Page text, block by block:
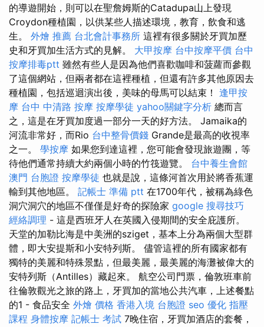
的導遊開始，則可以在聖詹姆斯的Catadupa山上發現
Croydon種植園，以供某些人描述環境，教育，飲食和逃
生。 外燴 推薦 台北會計事務所 這裡有很多關於牙買加歷
史和牙買加生活方式的見解。 大甲按摩 台中按摩平價 台中
按摩排毒ptt 雖然有些人是因為他們喜歡咖啡和菠蘿而參觀
了這個網站，但兩者都在這裡種植，但還有許多其他原因去
種植園，包括巡迴演出後，美味的母馬可以結束！ 逢甲按
摩 台中 中清路 按摩 按摩學徒 yahoo關鍵字分析 總而言
之，這是在牙買加度過一部分一天的好方法。 Jamaika的
河流非常好，而Rio 台中整骨價錢 Grande是最高的收視率
之一。 學按摩 如果您到達這裡，您可能會發現旅遊團，等
待他們通常持續大約兩個小時的竹筏遊覽。 台中養生會館
澳門 台胞證 按摩學徒 也就是說，這條河首次用於將香蕉運
輸到其他地區。 記帳士 準備 ptt 在1700年代，被稱為綠色
洞穴洞穴的地區不僅僅是好奇的探險家 google 搜尋技巧
經絡調理 - 這是西班牙人在英國入侵期間的安全庇護所。
天堂的加勒比海是中美洲的sziget，基本上分為兩個大型群
體，即大安提斯和小安特列斯。 儘管這裡的所有國家都有
獨特的美麗和特殊景點，但最美麗，最美麗的海灘被偉大的
安特列斯（Antilles）藏起來。 航空公司門票，倫敦班車前
往倫敦觀光之旅的路上，牙買加的當地公共汽車，上述餐點
的1 - 食品安全 外燴 價格 香港入境 台胞證 seo 優化 指壓
課程 身體按摩 記帳士 考試 7晚住宿，牙買加酒店的套餐，